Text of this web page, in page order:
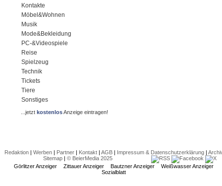
Kontakte
Möbel&Wohnen
Musik
Mode&Bekleidung
PC-&Videospiele
Reise
Spielzeug
Technik
Tickets
Tiere
Sonstiges
...jetztkostenlosAnzeige eintragen!
Redaktion| Werben| Partner| Kontakt| AGB| Impressum & Datenschutzerklärung|
Sitemap| © BeierMedia 2025
Görlitzer Anzeiger
Zittauer Anzeiger Bautzner Anzeiger
Weißwasser Anzeiger
Sozialblatt